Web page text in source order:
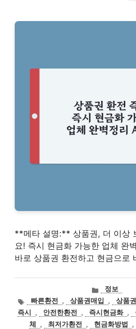
**메타 설명:** 상품권, 더 이상
요! 즉시 현금화 가능한 업체 완
바로 상품권 환전하고 현금으로
카
테
고
리
정보
태
그
빠른환전 , 상품권매입 , 상품
즉시
, 안전한환전 , 즉시현금화 ,
체
, 최저가환전 , 현금화방법 ,